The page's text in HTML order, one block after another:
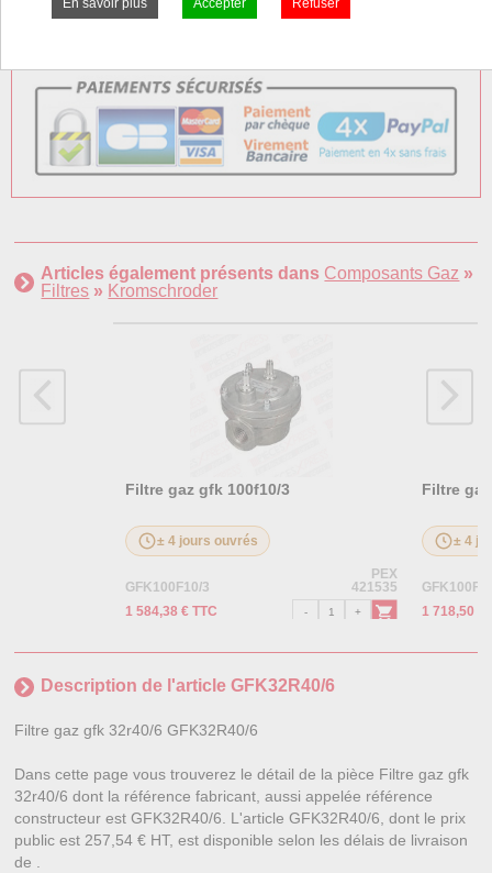
Frais Express TTC : 7,50 €
Articles également présents dans Composants Gaz »
Filtres » Kromschroder
Filtre gaz gfk 100f10/3
± 4 jours ouvrés
PEX
GFK100F10/3
421535
1 584,38 € TTC
Filtre
± 4
1 718,50 €
Description de l'article GFK32R40/6
Filtre gaz gfk 32r40/6 GFK32R40/6
Dans cette page vous trouverez le détail de la pièce Filtre gaz gfk
32r40/6 dont la référence fabricant, aussi appelée référence
constructeur est GFK32R40/6. L'article GFK32R40/6, dont le prix
public est 257,54 € HT, est disponible selon les délais de livraison
de .